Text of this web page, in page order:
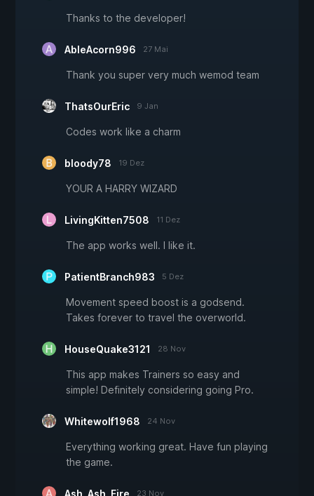
Thanks to the developer!
AbleAcorn996 27 Mai
Thank you super very much wemod team
ThatsOurEric 9 Jan
Codes work like a charm
bloody78 19 Dez
YOUR A HARRY WIZARD
LivingKitten7508 11 Dez
The app works well. I like it.
PatientBranch983 5 Dez
Movement speed boost is a godsend.
Takes forever to travel the overworld.
HouseQuake3121 28 Nov
This app makes Trainers so easy and
simple! Definitely considering going Pro.
Whitewolf1968 24 Nov
Everything working great. Have fun playing
the game.
23 Nov